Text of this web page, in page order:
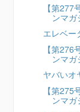
【第277
ンマガ
エレベー
【第276
ンマガ
ヤバいオ
【第275
ンマガ